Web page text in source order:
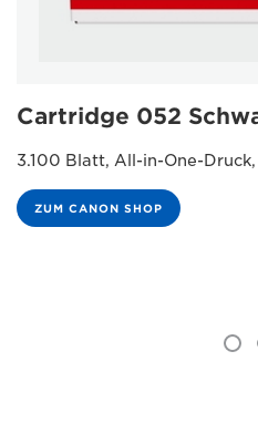
Cartridge 052
3.100 Blatt, All-in-One-Druck,
ZUM CANON SHOP